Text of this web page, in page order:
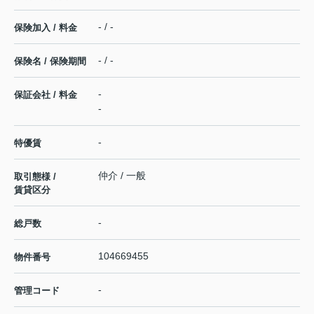
保険加入 / 料金 - / -
保険名 / 保険期間 - / -
保証会社 / 料金
-
-
特優賃 -
取引態様 /
賃貸区分
仲介 / 一般
総戸数 -
物件番号 104669455
管理コード -